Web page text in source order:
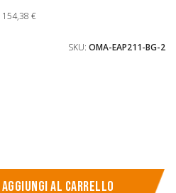
154,38 €
SKU: OMA-EAP211-BG-2
Aggiungi al carrello